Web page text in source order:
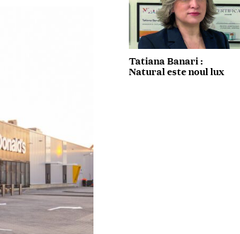
Tatiana Banari :
Natural este noul lux